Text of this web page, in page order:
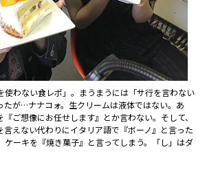
使わない食レポ」。まうまうには「サ行を言わない
たが…ナナコォ。生クリームは液体ではない。あ
ご想像にお任せします』とか言わない。そして、
言えない代わりにイタリア語で『ボーノ』と言った
ケーキを『焼き菓子』と言ってしまう。「し」はダ